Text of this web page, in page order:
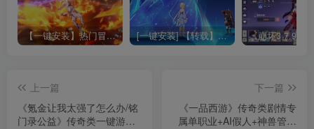
【一键安装】热门冒险策略类游戏崩坏：星穹铁道全新2.3版本一键端+一键代理+一键启动+免虚拟机 [一键安装] 【转载】原神3.4真端服务端+源码+配套客户端+详尽说明+GM工具+源码说明文件
上一篇
《氪金让我太强了怎么办/铭
门录公益》传奇类一键游戏
下一篇
《一品西游》传奇类剧情专
属单职业+AI假人+神兽管家